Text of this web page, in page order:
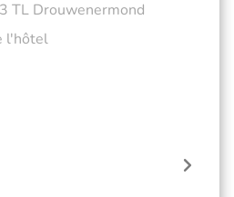
TL Drouwenermond
l'hôtel